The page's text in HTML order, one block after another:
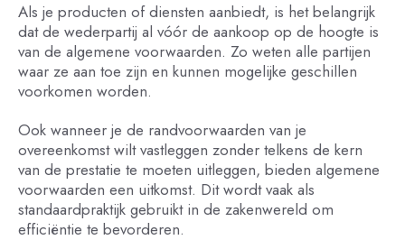
Als je producten of diensten aanbiedt, is het belangrijk
dat de wederpartij al vóór de aankoop op de hoogte is
van de algemene voorwaarden. Zo weten alle partijen
waar ze aan toe zijn en kunnen mogelijke geschillen
voorkomen worden.
Ook wanneer je de randvoorwaarden van je
overeenkomst wilt vastleggen zonder telkens de kern
van de prestatie te moeten uitleggen, bieden algemene
voorwaarden een uitkomst. Dit wordt vaak als
standaardpraktijk gebruikt in de zakenwereld om
efficiëntie te bevorderen.